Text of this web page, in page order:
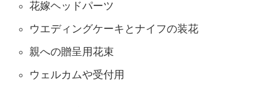
花嫁ヘッドパーツ
ウエディングケーキとナイフの装花
親への贈呈用花束
ウェルカムや受付用